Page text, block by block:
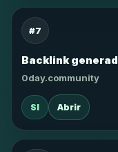
#7
Backlink
0day.community
SI Abrir